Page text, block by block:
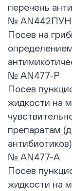
перечень
№ AN442ПУН
Посев на
№ AN477-P
Посев
жидкости на
препаратам
антибиотиков)
№ AN477-A
Посев
жидкости на